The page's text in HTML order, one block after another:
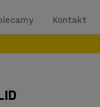
Kontakt